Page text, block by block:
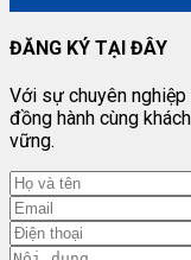
ĐĂNG KÝ TẠI ĐÂY
Với sự chuyên
đồng hành cùng
vững.